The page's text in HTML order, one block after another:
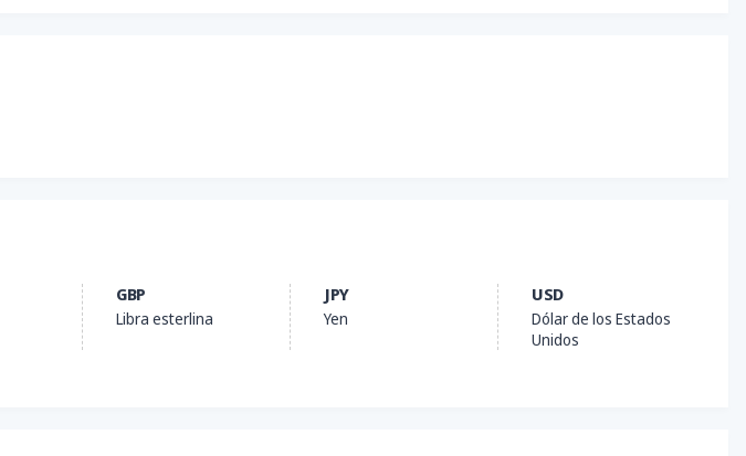
GBP
Libra esterlina
JPY
Yen
USD
Dólar de los Estados
Unidos